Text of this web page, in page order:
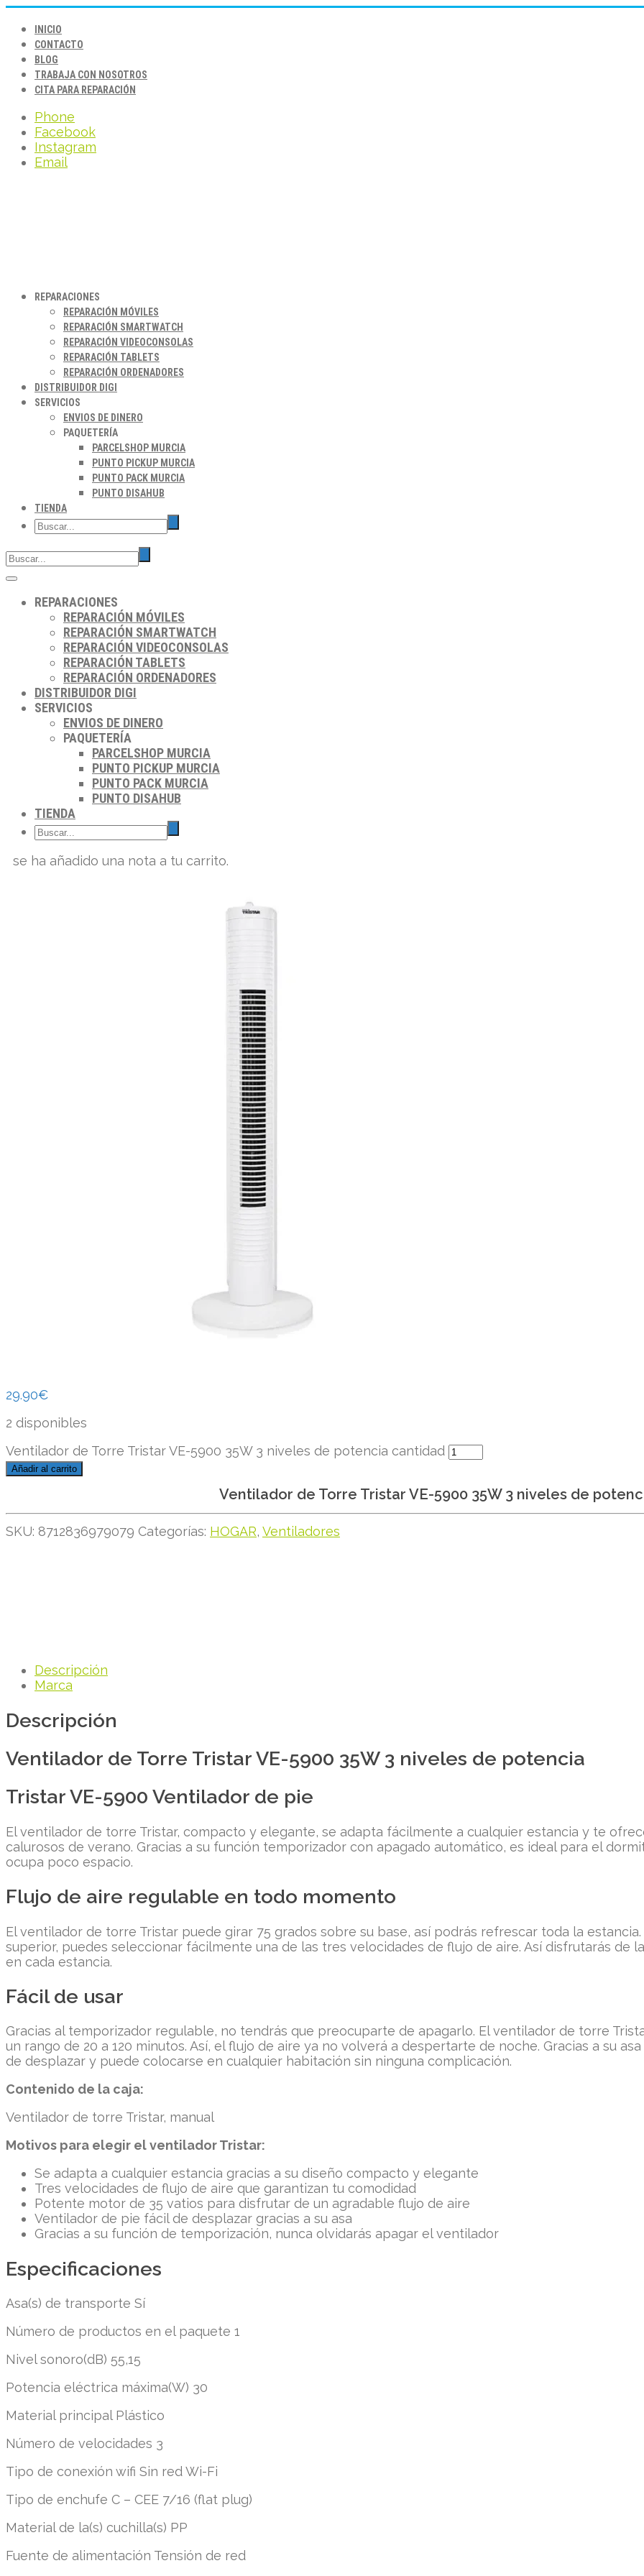
INICIO
CONTACTO
BLOG
TRABAJA CON NOSOTROS
CITA PARA REPARACIÓN
Phone
Facebook
Instagram
Email
REPARACIONES
REPARACIÓN MÓVILES
REPARACIÓN SMARTWATCH
REPARACIÓN VIDEOCONSOLAS
REPARACIÓN TABLETS
REPARACIÓN ORDENADORES
DISTRIBUIDOR DIGI
SERVICIOS
ENVIOS DE DINERO
PAQUETERÍA
PARCELSHOP MURCIA
PUNTO PICKUP MURCIA
PUNTO PACK MURCIA
PUNTO DISAHUB
TIENDA
REPARACIONES
REPARACIÓN MÓVILES
REPARACIÓN SMARTWATCH
REPARACIÓN VIDEOCONSOLAS
REPARACIÓN TABLETS
REPARACIÓN ORDENADORES
DISTRIBUIDOR DIGI
SERVICIOS
ENVIOS DE DINERO
PAQUETERÍA
PARCELSHOP MURCIA
PUNTO PICKUP MURCIA
PUNTO PACK MURCIA
PUNTO DISAHUB
TIENDA
se ha añadido una nota a tu carrito.
29.90€
2 disponibles
Ventilador de Torre Tristar VE-5900 35W 3 niveles de potencia cantidad
Añadir al carrito
Ventilador de Torre Tristar VE-5900 35W 3 niveles de
SKU: 8712836979079 Categorías: HOGAR, Ventiladores
Descripción
Marca
Descripción
Ventilador de Torre Tristar VE-5900 35W 3 niveles de potencia
Tristar VE-5900 Ventilador de pie
El ventilador de torre Tristar, compacto y elegante, se adapta fácilmente a cualquier estancia y te
calurosos de verano. Gracias a su función temporizador con apagado automático, es ideal para el
ocupa poco espacio.
Flujo de aire regulable en todo momento
El ventilador de torre Tristar puede girar 75 grados sobre su base, así podrás refrescar toda la
superior, puedes seleccionar fácilmente una de las tres velocidades de flujo de aire. Así disfrutarás de
en cada estancia.
Fácil de usar
Gracias al temporizador regulable, no tendrás que preocuparte de apagarlo. El ventilador de torre
un rango de 20 a 120 minutos. Así, el flujo de aire ya no volverá a despertarte de noche. Gracias a su
de desplazar y puede colocarse en cualquier habitación sin ninguna complicación.
Contenido de la caja:
Ventilador de torre Tristar, manual
Motivos para elegir el ventilador Tristar:
Se adapta a cualquier estancia gracias a su diseño compacto y elegante
Tres velocidades de flujo de aire que garantizan tu comodidad
Potente motor de 35 vatios para disfrutar de un agradable flujo de aire
Ventilador de pie fácil de desplazar gracias a su asa
Gracias a su función de temporización, nunca olvidarás apagar el ventilador
Especificaciones
Asa(s) de transporte Sí
Número de productos en el paquete 1
Nivel sonoro(dB) 55,15
Potencia eléctrica máxima(W) 30
Material principal Plástico
Número de velocidades 3
Tipo de conexión wifi Sin red Wi-Fi
Tipo de enchufe C – CEE 7/16 (flat plug)
Material de la(s) cuchilla(s) PP
Fuente de alimentación Tensión de red